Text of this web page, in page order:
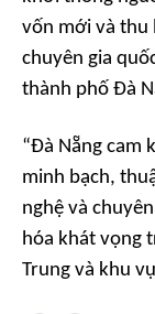
vốn mới và thu
chuyên gia
thành phố Đà
“Đà Nẵng cam
minh bạch,
nghệ và
hóa khát vọng
Trung và khu